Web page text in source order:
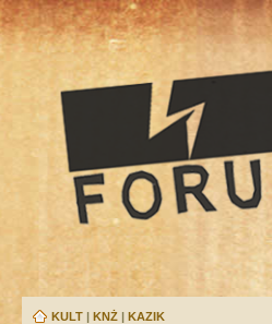
KULT | KNŻ | KAZIK